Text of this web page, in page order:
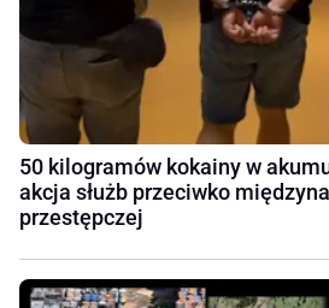
50 kilogramów kokainy w
akcja służb przeciwko
przestępczej